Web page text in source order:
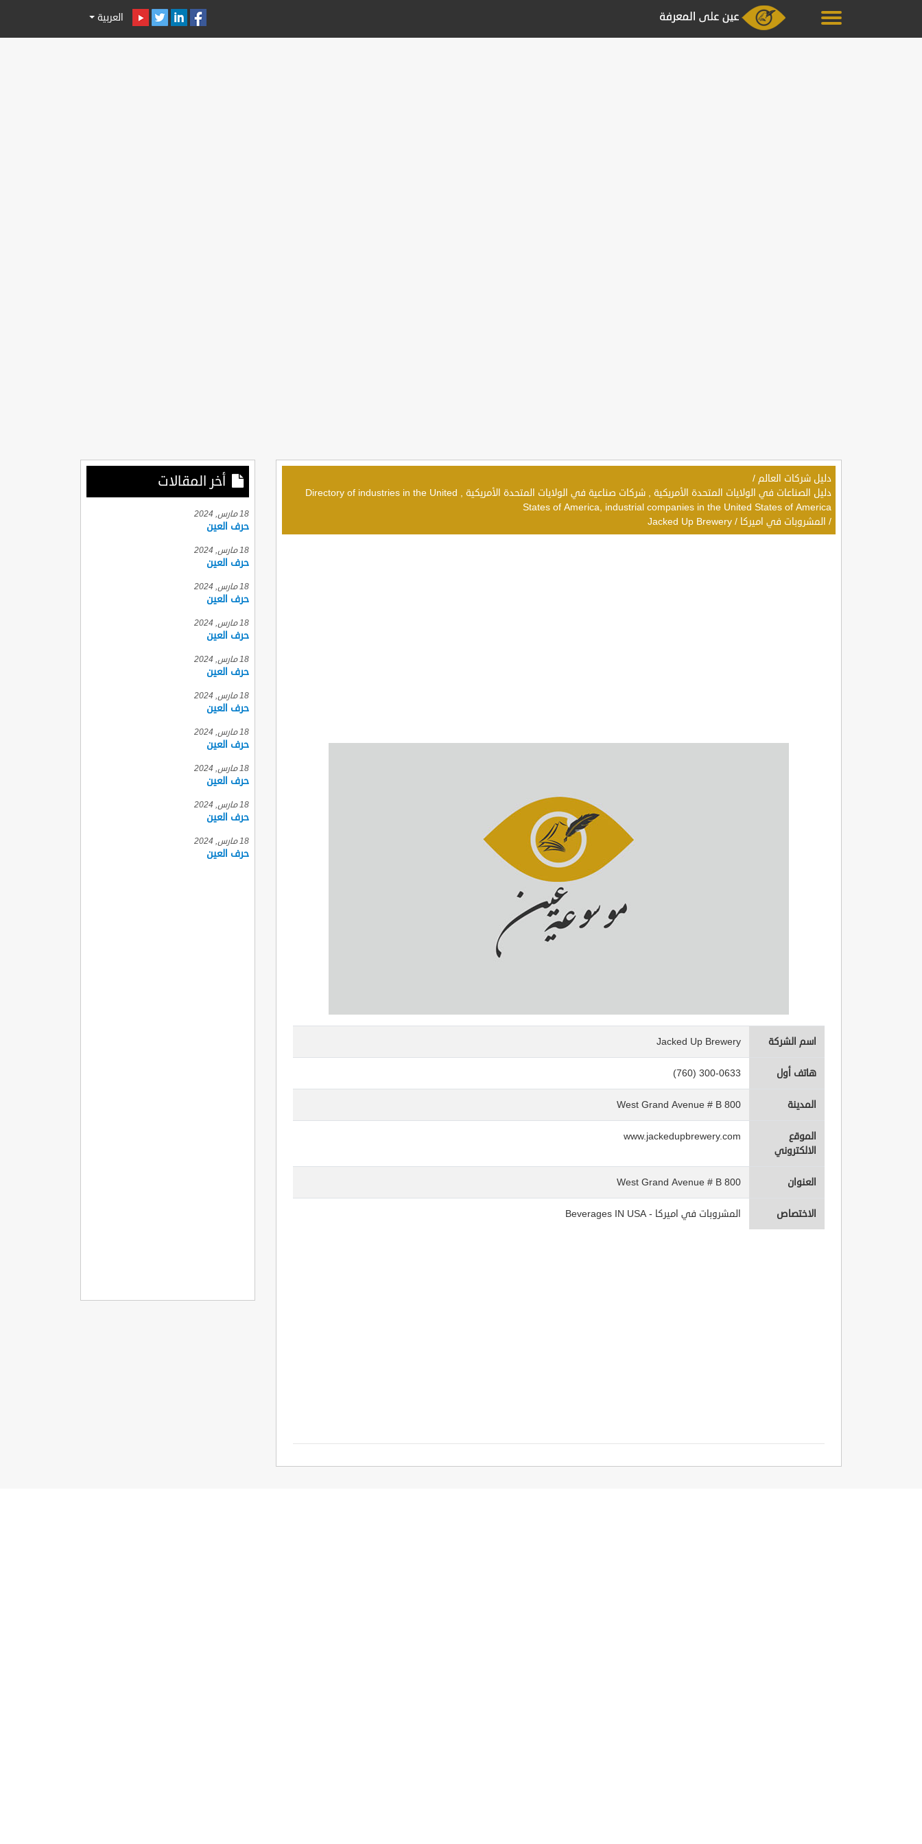
العربية
دليل شركات العالم /
دليل الصناعات في الولايات المتحدة الأمريكية , شركات صناعية في الولايات المتحدة الأمريكية , Directory of industries in the United
States of America, industrial companies in the United States of America
/ المشروبات في اميركا /
Jacked Up Brewery
اسم الشركة Jacked Up Brewery
هاتف أول (760) 300-0633
المدينة 800 West Grand Avenue # B
الموقع
الالكتروني
www.jackedupbrewery.com
العنوان 800 West Grand Avenue # B
الاختصاص المشروبات في اميركا - Beverages IN USA
أخر المقالات
18 مارس, 2024
حرف العين
18 مارس, 2024
حرف العين
18 مارس, 2024
حرف العين
18 مارس, 2024
حرف العين
18 مارس, 2024
حرف العين
18 مارس, 2024
حرف العين
18 مارس, 2024
حرف العين
18 مارس, 2024
حرف العين
18 مارس, 2024
حرف العين
18 مارس, 2024
حرف العين